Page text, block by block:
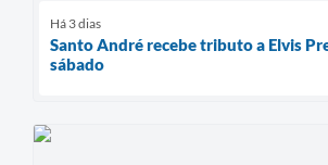
Há 3 dias
Santo André recebe tributo a Elvis
sábado